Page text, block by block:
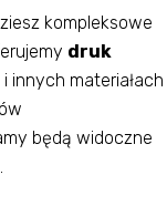
kompleksowe
druk
innych materiałach
będą widoczne